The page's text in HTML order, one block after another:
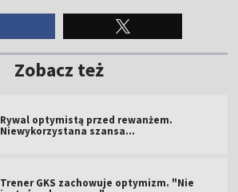
Zobacz też
Rywal optymistą przed rewanżem.
Niewykorzystana szansa...
Trener GKS zachowuje optymizm. "Nie